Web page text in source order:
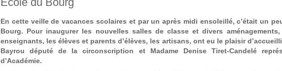
En cette veille de vacances scolaires et par un après midi ensoleillé, c’était un
Bourg. Pour inaugurer les nouvelles salles de classe et divers
enseignants, les élèves et parents d’élèves, les artisans, ont eu le plaisir
Bayrou député de la circonscription et Madame Denise Tiret-Candelé
d’Académie.